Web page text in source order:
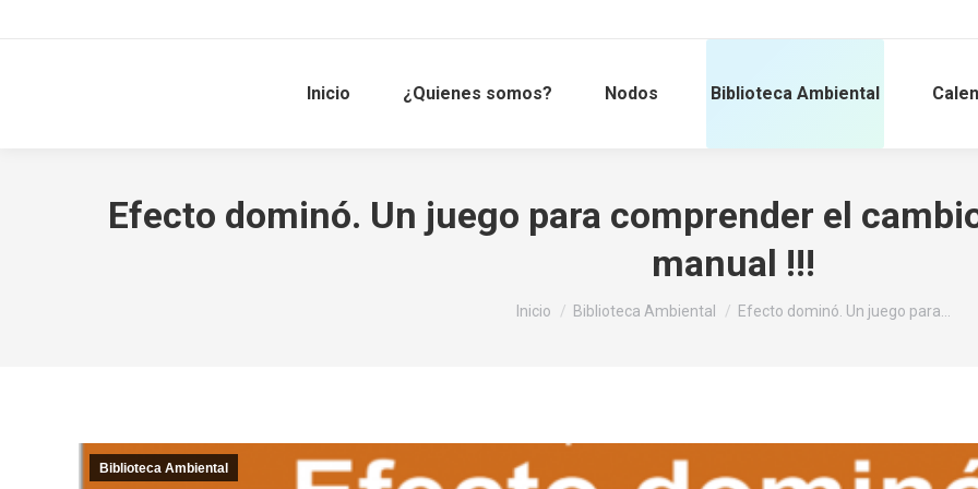
Inicio ¿Quienes somos? Nodos Biblioteca Ambiental
Efecto dominó. Un juego para comprender el
manual !!!
Estás aquí:
Inicio Biblioteca Ambiental Efecto dominó. Un juego para…
Biblioteca Ambiental